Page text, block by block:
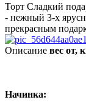
Торт Сладкий
- нежный 3-х
прекрасным
Описание вес от,
Начинка: